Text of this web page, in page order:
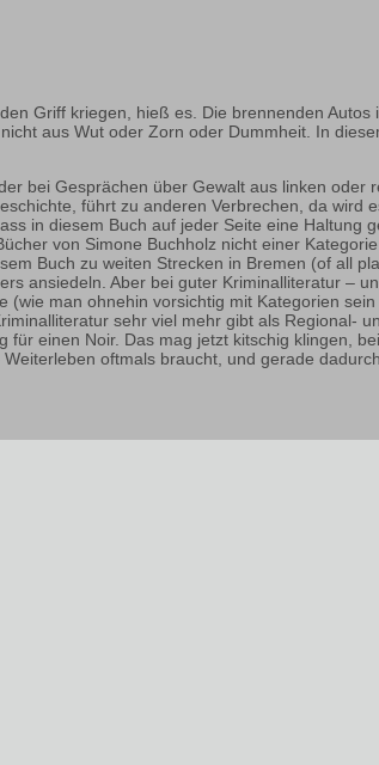
Griff kriegen, hieß es. Die brennenden Autos
aus Wut oder Zorn oder Dummheit. In
bei Gesprächen über Gewalt aus linken oder
führt zu anderen Verbrechen, da wird
in diesem Buch auf jeder Seite eine Haltung
von Simone Buchholz nicht einer
Buch zu weiten Strecken in Bremen (of all
ansiedeln. Aber bei guter Kriminalliteratur –
man ohnehin vorsichtig mit Kategorien
sehr viel mehr gibt als Regional-
einen Noir. Das mag jetzt kitschig klingen,
oftmals braucht, und gerade